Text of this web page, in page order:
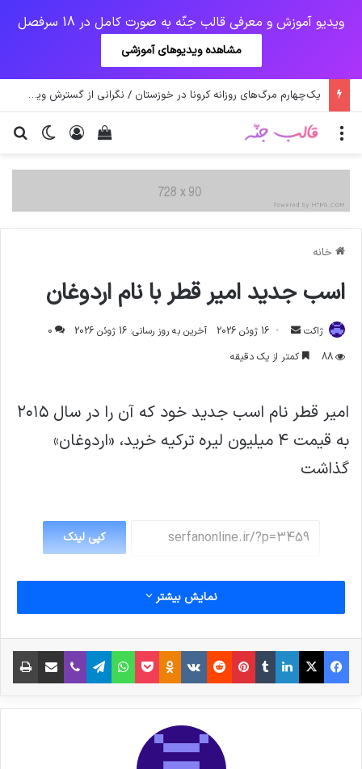
ویدیو آموزش و معرفی قالب جنّه به صورت کامل در 18 سرفصل
مشاهده ویدیوهای آموزشی
یک‌چهارم مرگ‌های روزانه کرونا در خوزستان / نگرانی از گسترش ویروس انگلیسی در تهران
تغییر ورود
دیدن سبد خرید منو
خانه
اسب جدید امیر قطر با نام اردوغان
ژاکت
ارسال
ایمیل
16 ژوئن 2026 آخرین به روز رسانی: 16 ژوئن 2026
0
88
کمتر از یک دقیقه
امیر قطر نام اسب جدید خود که آن را در سال ۲۰۱۵
به قیمت ۴ میلیون لیره ترکیه خرید، «اردوغان»
گذاشت
کپی لینک
نمایش بیشتر
فیس بوک X لینکدین
‫تامبلر‫پین‌ترست
‫رددیت‫VKontakte
‫Odnoklassniki
پاکتواتس آپ تلگراموایبر اشتراک گذاری از طریق ایمیل